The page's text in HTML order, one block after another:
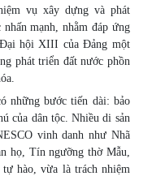
vụ xây dựng và phát
mạnh, nhằm đáp ứng
hội XIII của Đảng một
phát triển đất nước phồn
những bước tiến dài: bảo
của dân tộc. Nhiều di sản
vinh danh như Nhã
họ, Tín ngưỡng thờ Mẫu,
hào, vừa là trách nhiệm